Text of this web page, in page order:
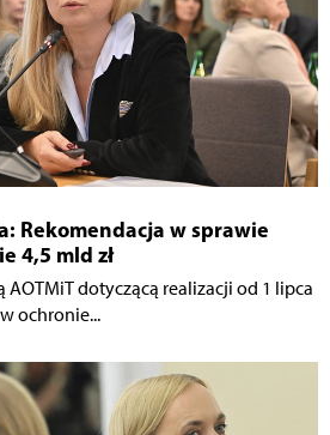
Rekomendacja w sprawie
4,5 mld zł
dotyczącą realizacji od 1 lipca
ochronie...